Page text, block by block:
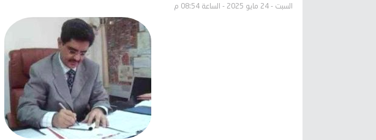
السبت - 24 مايو 2025 - الساعة 08:54 م